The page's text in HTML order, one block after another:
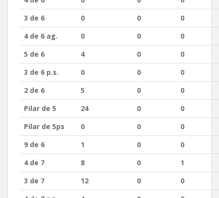
3 de 6
0 0
0
4 de 6 ag.
0 0
0
5 de 6
4 0
0
3 de 6 p.s.
0 0
0
2 de 6
5 0
0
Pilar de 5
24 0
0
Pilar de 5ps
0 0
0
9 de 6
1 0
0
4 de 7
8 0
1
3 de 7
12 0
0